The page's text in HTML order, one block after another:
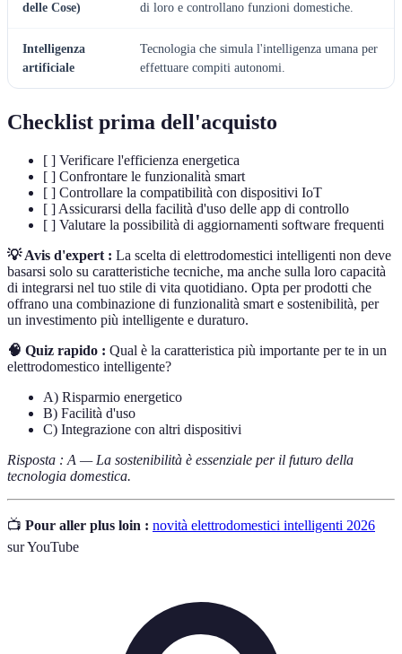
delle Cose)
di loro e controllano funzioni domestiche.
Intelligenza
artificiale
Tecnologia che simula l'intelligenza umana per
effettuare compiti autonomi.
Checklist prima dell'acquisto
[ ] Verificare l'efficienza energetica
[ ] Confrontare le funzionalità smart
[ ] Controllare la compatibilità con dispositivi IoT
[ ] Assicurarsi della facilità d'uso delle app di controllo
[ ] Valutare la possibilità di aggiornamenti software frequenti
💡 Avis d'expert : La scelta di elettrodomestici intelligenti non deve
basarsi solo su caratteristiche tecniche, ma anche sulla loro capacità
di integrarsi nel tuo stile di vita quotidiano. Opta per prodotti che
offrano una combinazione di funzionalità smart e sostenibilità, per
un investimento più intelligente e duraturo.
🧠 Quiz rapido : Qual è la caratteristica più importante per te in un
elettrodomestico intelligente?
A) Risparmio energetico
B) Facilità d'uso
C) Integrazione con altri dispositivi
Risposta : A — La sostenibilità è essenziale per il futuro della
tecnologia domestica.
📺 Pour aller plus loin : novità elettrodomestici intelligenti 2026
sur YouTube